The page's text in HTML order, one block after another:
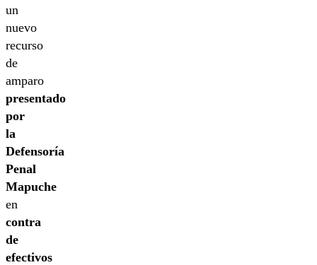
un
nuevo
recurso
de
amparo
presentado
por
la
Defensoría
Penal
Mapuche
en
contra
de
efectivos